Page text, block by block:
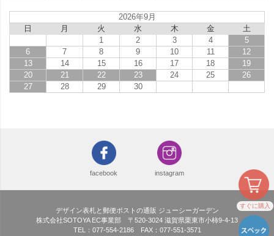
すぐに購入
2026年9月
日
月 火 水 木 金
土
1
2 3 4
5
6
7 8 9 10 11
12
13
14 15 16 17 18
19
20
21 22 23 24 25
26
27
28 29 30
facebook instagram
デザイン表札と郵便ポストの通販 ジューシーガーデン
株式会社SOTOYA EC事業部 〒520-3024 滋賀県栗東市小柿9-4-13
TEL：077-554-2186 FAX：077-551-3571